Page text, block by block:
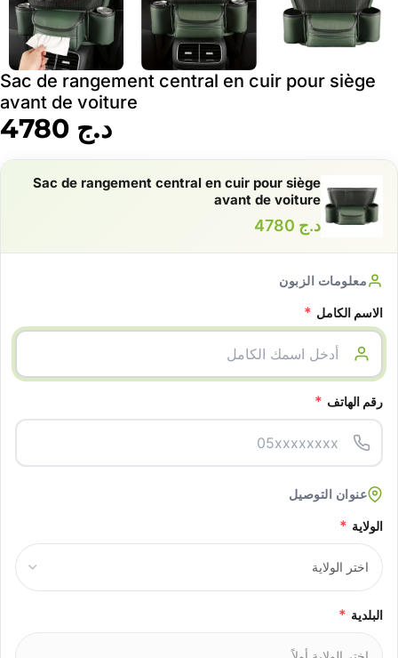
Sac de rangement central en cuir pour siège
avant de voiture
د.ج
Sac de rangement central en cuir pour siège
avant de voiture
د.ج
معلومات الزبون
الاسم الكامل *
رقم الهاتف *
عنوان التوصيل
الولاية *
البلدية *